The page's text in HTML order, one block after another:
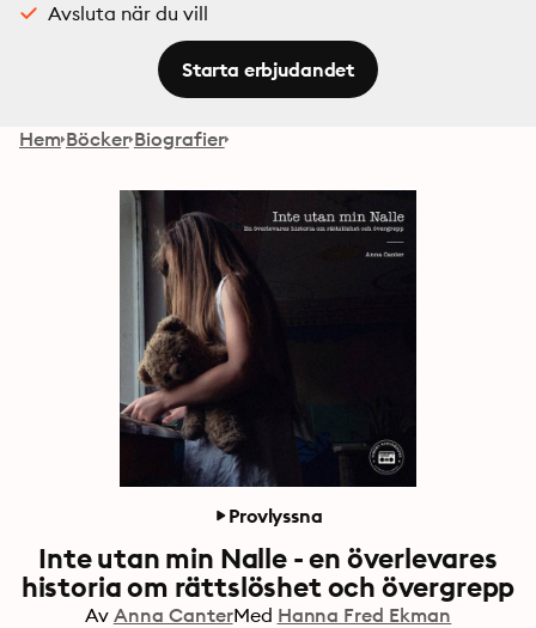
Avsluta när du vill
Starta erbjudandet
Hem Böcker Biografier
Provlyssna
Inte utan min Nalle - en överlevares
historia om rättslöshet och övergrepp
Av Anna CanterMed Hanna Fred Ekman